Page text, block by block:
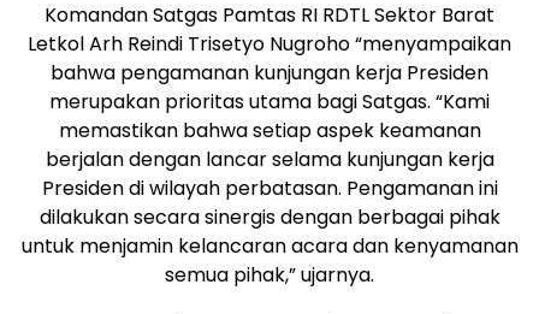
Komandan Satgas Pamtas RI RDTL Sektor Barat
Letkol Arh Reindi Trisetyo Nugroho “menyampaikan
bahwa pengamanan kunjungan kerja Presiden
merupakan prioritas utama bagi Satgas. “Kami
memastikan bahwa setiap aspek keamanan
berjalan dengan lancar selama kunjungan kerja
Presiden di wilayah perbatasan. Pengamanan ini
dilakukan secara sinergis dengan berbagai pihak
untuk menjamin kelancaran acara dan kenyamanan
semua pihak,” ujarnya.